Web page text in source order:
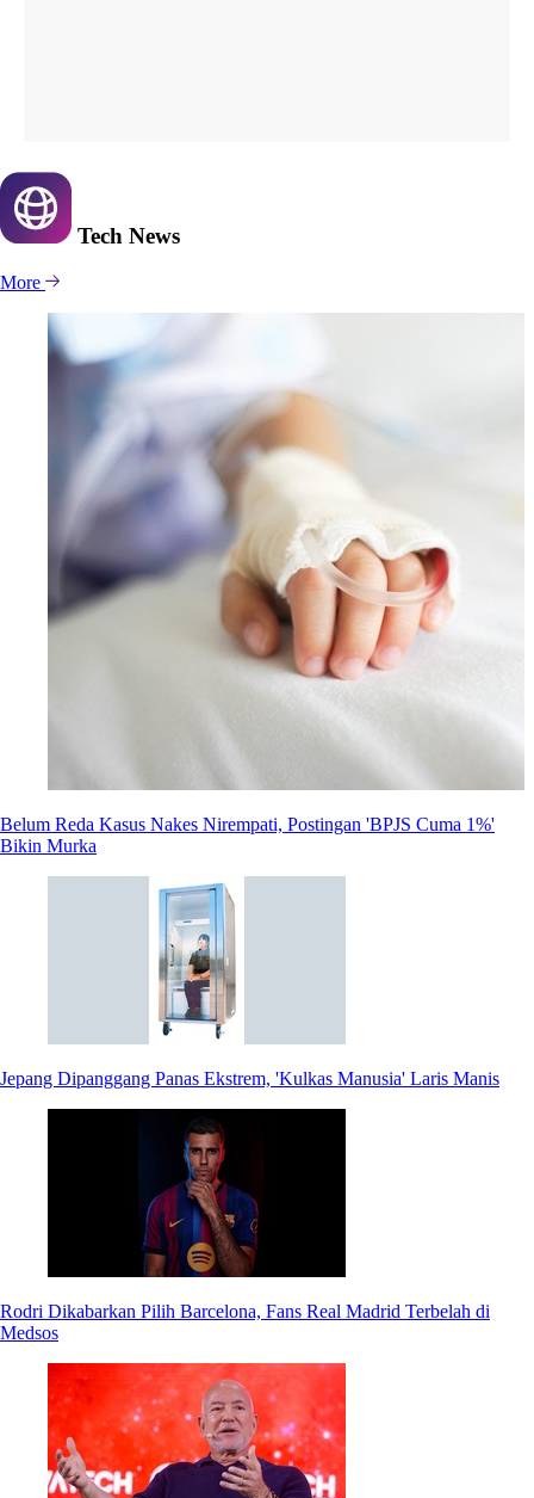
Tech News
More
Belum Reda Kasus Nakes Nirempati, Postingan 'BPJS Cuma 1%'
Bikin Murka
Jepang Dipanggang Panas Ekstrem, 'Kulkas Manusia' Laris Manis
Rodri Dikabarkan Pilih Barcelona, Fans Real Madrid Terbelah di
Medsos